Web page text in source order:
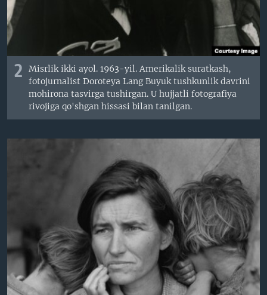
2
Misrlik ikki ayol. 1963-yil. Amerikalik suratkash,
fotojurnalist Doroteya Lang Buyuk tushkunlik davrini
mohirona tasvirga tushirgan. U hujjatli fotografiya
rivojiga qo'shgan hissasi bilan tanilgan.